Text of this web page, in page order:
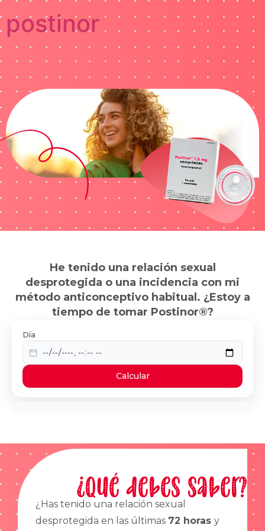
postinor
He tenido una relación sexual
desprotegida o una incidencia con mi
método anticonceptivo habitual. ¿Estoy a
tiempo de tomar Postinor®?
Día
Calcular
¿Qué debes saber?
¿Has tenido una relación sexual
desprotegida en las últimas 72 horas y